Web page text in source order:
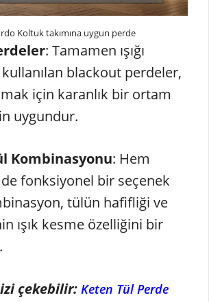
Koltuk takımına uygun perde
: Tamamen ışığı
blackout perdeler,
için karanlık bir ortam
uygundur.
Kombinasyonu: Hem
fonksiyonel bir seçenek
tülün hafifliği ve
ışık kesme özelliğini bir
çekebilir: Keten Tül Perde